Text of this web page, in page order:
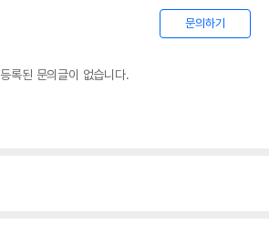
문의하기
등록된 문의글이 없습니다.